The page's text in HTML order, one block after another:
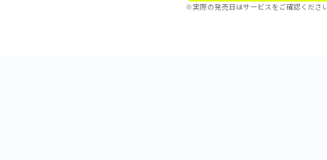
※実際の発売日はサービスをご確認ください